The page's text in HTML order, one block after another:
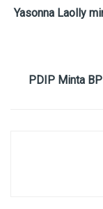
Yasonna Laolly
PDIP Minta